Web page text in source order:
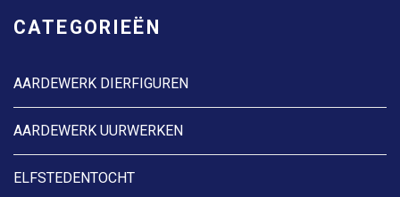
CATEGORIEËN
AARDEWERK DIERFIGUREN
AARDEWERK UURWERKEN
ELFSTEDENTOCHT